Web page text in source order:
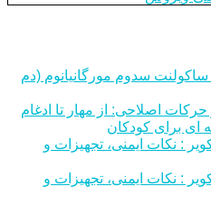
سدوم مورگانیانوم (دم
اصلاحی: از مهار تا ادغام
برای کودکان
: نکات ایمنی، تجهیزات و
: نکات ایمنی، تجهیزات و